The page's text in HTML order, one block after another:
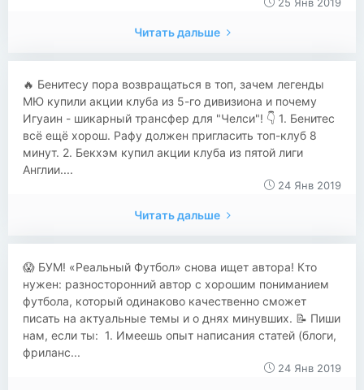
Читать дальше
🔥 Бенитесу пора возвращаться в топ, зачем легенды
МЮ купили акции клуба из 5-го дивизиона и почему
Игуаин - шикарный трансфер для "Челси"! 👇 1. Бенитес
всё ещё хорош. Рафу должен пригласить топ-клуб 8
минут. 2. Бекхэм купил акции клуба из пятой лиги
Англии....
24 Янв 2019
Читать дальше
😱 БУМ! «Реальный Футбол» снова ищет автора! Кто
нужен: разносторонний автор с хорошим пониманием
футбола, который одинаково качественно сможет
писать на актуальные темы и о днях минувших. 📝 Пиши
нам, если ты: 1. Имеешь опыт написания статей (блоги,
фриланс...
24 Янв 2019